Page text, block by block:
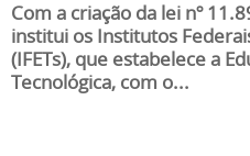
Com a criação da lei nº
institui os Institutos
(IFETs), que estabelece a
Tecnológica, com o...